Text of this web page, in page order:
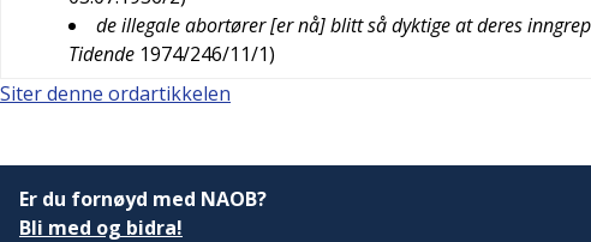
de illegale abortører [er nå] blitt så dyktige at deres
Tidende 1974/246/11/1)
Siter denne ordartikkelen
Er du fornøyd med NAOB?
Bli med og bidra!